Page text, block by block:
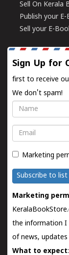
Sell On Kerala
Publish your
Sell your E-
Sign Up for
first to receive
We don't spam!
Name
Email
Marketing
Subscribe to list
Marketing
the information I
of news,
What to expect